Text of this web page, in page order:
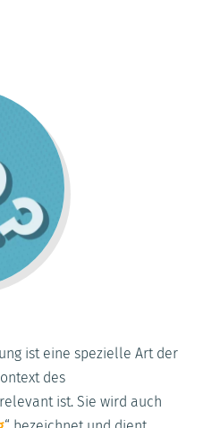
ist eine spezielle Art der
des
ist. Sie wird auch